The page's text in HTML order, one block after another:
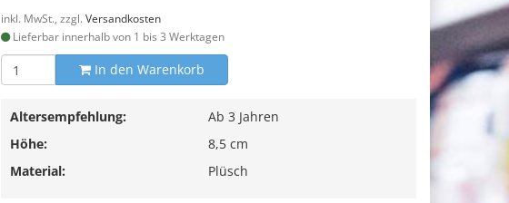
inkl. MwSt., zzgl. Versandkosten
Lieferbar innerhalb von 1 bis 3 Werktagen
In den Warenkorb
Altersempfehlung:
Ab 3 Jahren
Höhe:
8,5 cm
Material:
Plüsch